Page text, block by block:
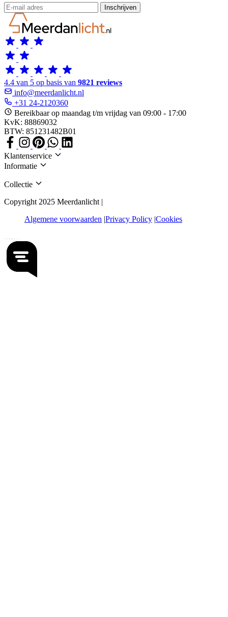
Inschrijven
4.4 van 5 op basis van 9821 reviews
info@meerdanlicht.nl
+31 24-2120360
Bereikbaar op maandag t/m vrijdag van 09:00 - 17:00
KvK: 88869032
BTW: 851231482B01
Klantenservice
Informatie
Collectie
Copyright 2025 Meerdanlicht |
Algemene voorwaarden Privacy Policy Cookies